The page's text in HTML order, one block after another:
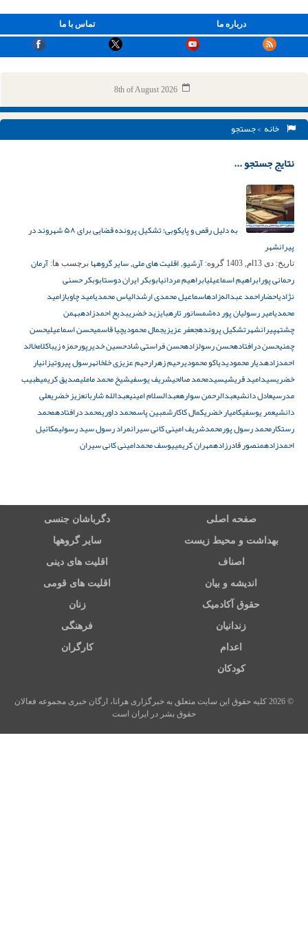
تماس با ما درباره ما
8th of August 2026
خانه > جستجو
نتایج جستجو ...
به دلیل رقص و پایکوبی؛ تشکیل پرونده قضایی برای ۵۸ شهروند در
پیرانشهر
تاریخ: دی 13ام, 1403 گروه: آرشیو, اقلیت های ملی, سایر گروهها برچسب ها: آرمان
رحمانی پورابراهیم اسماعیلیابراهیم مردانیابوبکر ایران دوستابوبکر حسنی
نژادیاحضاراحمد عبداله‌زادهاسماعیل محمدی ارشدالیاس محمدیامید چاوبازامید
محمدیامیر رسوليان پور دەشمسانور تارهبايزيد خضریبديع احمدزادهبهمن
چشتهپیرانشهرتشکیل پروندهجعفر عزیزیجمال محمودیچیا قاسمیحسن اسماعیلیحسن
چمنیحسن درافتادهحسن رسولزادهحسن فراستی شادحسین خدیرپورحمزه زیباکلامخالد
احمدزادهدیار محمودیدیاکو محمودیرحیم زهرارحیم عزیزی خلخانهرسول پیروتیزانیار
خضریسیدامید قریشیسیدمحمد صالحیشریف یوسفیشیخ محمد ماملیصديق کریمیطبیب
مدرسیعادل دانشیعبدالرحمن سوارهعبدالسلام امینیعبدالله شاربانعزیز خضریعلی
دانشیعمر یوسفیکاميار خضریکمال کاکارشمبین پاسمحمد داوریمحمد درافتادهمحمد
رستکارمحمد رسول‌ پورمحمدشریف امینی کانی سيرانمراد رسول سید رسولیمکائیل
احمدزادهمنصور قادرزادهمهران کریمییوسف محمدامینی کانی سيران
صفحه اصلی دگرباشان جنسی
بهداشت و محیط زیست سایر گروهها
اصناف اقلیت های دینی
اندیشه و بیان اقلیت های قومی
حقوق آکادمیک زنان
زندانیان فرهنگی
اعدام کارگران
کودکان
© 2026 کلیه حقوق این سایت متعلق به خبرگزاری هرانا، ارگان خبری مجموعه فعالان
حقوق بشر در ایران است